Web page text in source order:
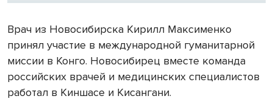
Врач из Новосибирска Кирилл Максименко
принял участие в международной гуманитарной
миссии в Конго. Новосибирец вместе команда
российских врачей и медицинских специалистов
работал в Киншасе и Кисангани.